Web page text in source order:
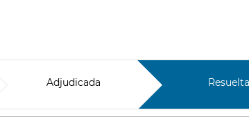
Adjudicada Resuelta